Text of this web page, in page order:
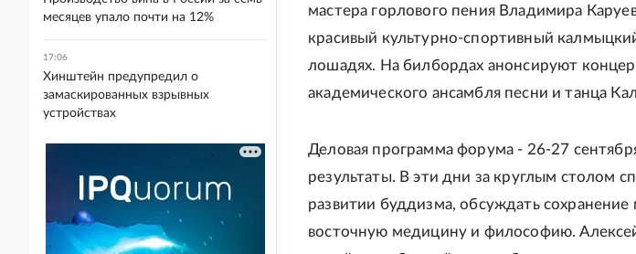
мастера горлового пения Владимира
красивый культурно-спортивный
лошадях. На билбордах анонсируют
академического ансамбля песни и танца
Деловая программа форума - 26-27
результаты. В эти дни за круглым столом
развитии буддизма, обсуждать
восточную медицину и философию.
месяцев упало почти на 12%
17:06
Хинштейн предупредил о
замаскированных взрывных
устройствах